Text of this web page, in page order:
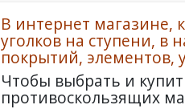
В интернет магазине,
уголков на ступени, в
покрытий, элементов,
Чтобы выбрать и
противоскользящих